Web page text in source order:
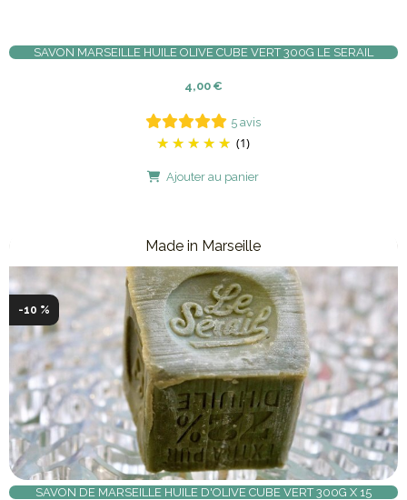
SAVON MARSEILLE HUILE OLIVE CUBE VERT 300G LE SERAIL
4,00€
5 avis
(1)
Ajouter au panier
Made in Marseille
-10 %
SAVON DE MARSEILLE HUILE D'OLIVE CUBE VERT 300G X 15